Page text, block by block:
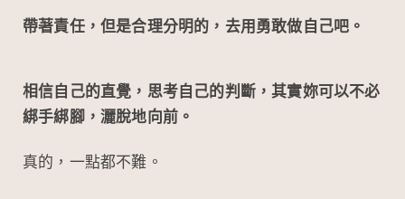
帶著責任，但是合理分明的，去用勇敢做自己吧。
相信自己的直覺，思考自己的判斷，其實妳可以不必
綁手綁腳，灑脫地向前。
真的，一點都不難。